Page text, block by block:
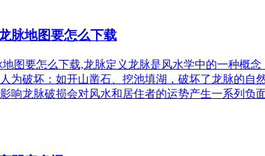
脉地图要怎么下载
图要怎么下载,龙脉定义龙脉是风水学中的一种概
为破坏：如开山凿石、挖池填湖，破坏了龙脉的
响龙脉破损会对风水和居住者的运势产生一系列负